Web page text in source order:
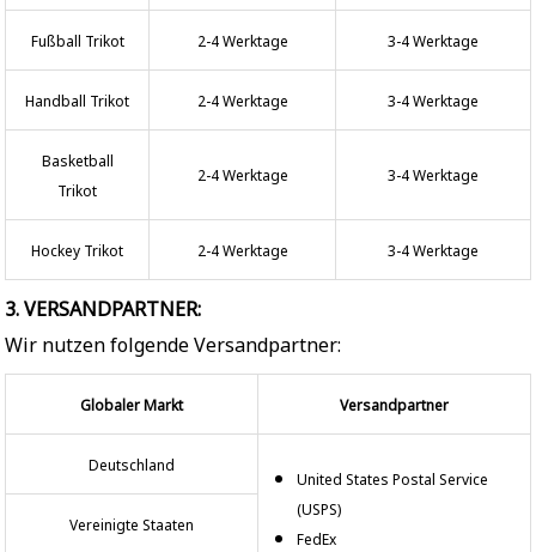
Fußball Trikot 2-4 Werktage 3-4 Werktage
Handball Trikot 2-4 Werktage 3-4 Werktage
Basketball
Trikot
2-4 Werktage 3-4 Werktage
Hockey Trikot 2-4 Werktage 3-4 Werktage
3. VERSANDPARTNER:
Wir nutzen folgende Versandpartner:
Globaler Markt Versandpartner
Deutschland
United States Postal Service
(USPS)
FedEx
Vereinigte Staaten